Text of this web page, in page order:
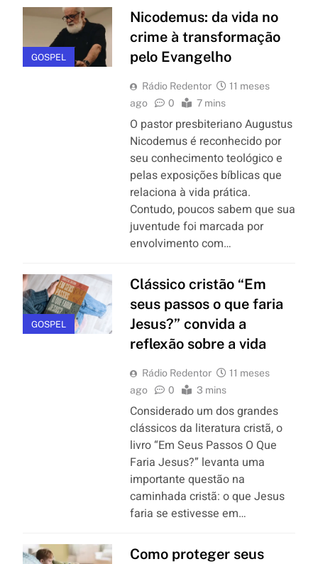
GOSPEL
Nicodemus: da vida no
crime à transformação
pelo Evangelho
Rádio Redentor
11 meses
ago
0 7 mins
O pastor presbiteriano Augustus
Nicodemus é reconhecido por
seu conhecimento teológico e
pelas exposições bíblicas que
relaciona à vida prática.
Contudo, poucos sabem que sua
juventude foi marcada por
envolvimento com…
GOSPEL
Clássico cristão “Em
seus passos o que faria
Jesus?” convida a
reflexão sobre a vida
Rádio Redentor
11 meses
ago
0 3 mins
Considerado um dos grandes
clássicos da literatura cristã, o
livro “Em Seus Passos O Que
Faria Jesus?” levanta uma
importante questão na
caminhada cristã: o que Jesus
faria se estivesse em…
Como proteger seus